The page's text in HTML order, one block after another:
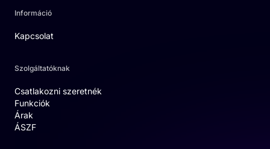
Információ
Kapcsolat
Szolgáltatóknak
Csatlakozni szeretnék
Funkciók
Árak
ÁSZF